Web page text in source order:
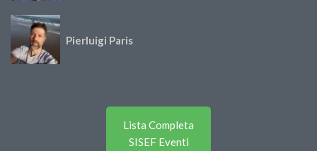
Pierluigi Paris
Lista Completa
SISEF Eventi